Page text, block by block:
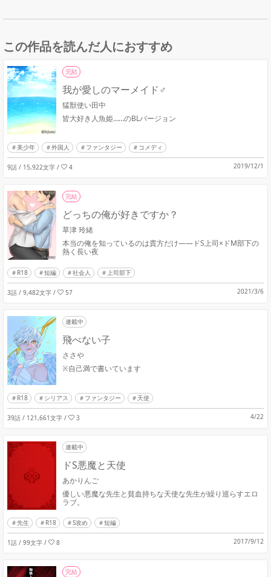
この作品を読んだ人におすすめ
完結
我が愛しのマーメイド♂
猛獣使い田中
皆大好き人魚姫……のBLバージョン
美少年 外国人 ファンタジー コメディ
9話 / 15,922文字 / 4 2019/12/1
完結
どっちの俺が好きですか？
草津 玲緒
本当の俺を知っているのは貴方だけ――ドS上司×ドМ部下の
熱く長い夜
R18 短編 社会人 上司部下
3話 / 9,482文字 / 57 2021/3/6
連載中
飛べない子
ささや
※自己満で書いています
R18 シリアス ファンタジー 天使
39話 / 121,661文字 / 3 4/22
連載中
ドS悪魔と天使
あかりんご
優しい悪魔な先生と貧血持ちな天使な先生が繰り巡らすエロ
ラブ。
先生 R18 S攻め 短編
1話 / 99文字 / 8 2017/9/12
完結